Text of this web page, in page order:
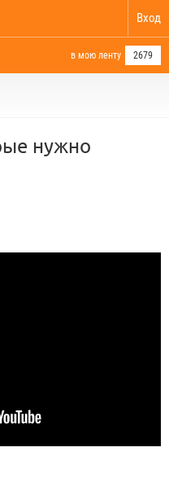
Вход
в мою ленту 2679
нужно